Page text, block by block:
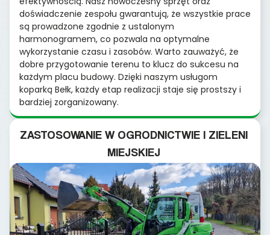
doświadczenie zespołu gwarantują, że wszystkie prace
są prowadzone zgodnie z ustalonym
harmonogramem, co pozwala na optymalne
wykorzystanie czasu i zasobów. Warto zauważyć, że
dobre przygotowanie terenu to klucz do sukcesu na
każdym placu budowy. Dzięki naszym usługom
koparką Bełk, każdy etap realizacji staje się prostszy i
bardziej zorganizowany.
ZASTOSOWANIE W OGRODNICTWIE I ZIELENI
MIEJSKIEJ